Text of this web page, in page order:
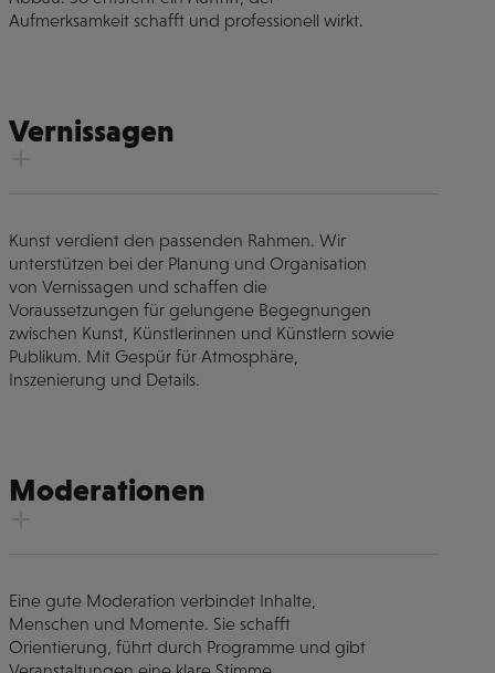
Aufmerksamkeit schafft und professionell wirkt.
Vernissagen
Kunst verdient den passenden Rahmen. Wir
unterstützen bei der Planung und Organisation
von Vernissagen und schaffen die
Voraussetzungen für gelungene Begegnungen
zwischen Kunst, Künstlerinnen und Künstlern sowie
Publikum. Mit Gespür für Atmosphäre,
Inszenierung und Details.
Moderationen
Eine gute Moderation verbindet Inhalte,
Menschen und Momente. Sie schafft
Orientierung, führt durch Programme und gibt